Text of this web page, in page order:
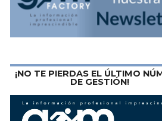
¡NO TE PIERDAS EL ÚLTIMO
DE GESTIÓN!